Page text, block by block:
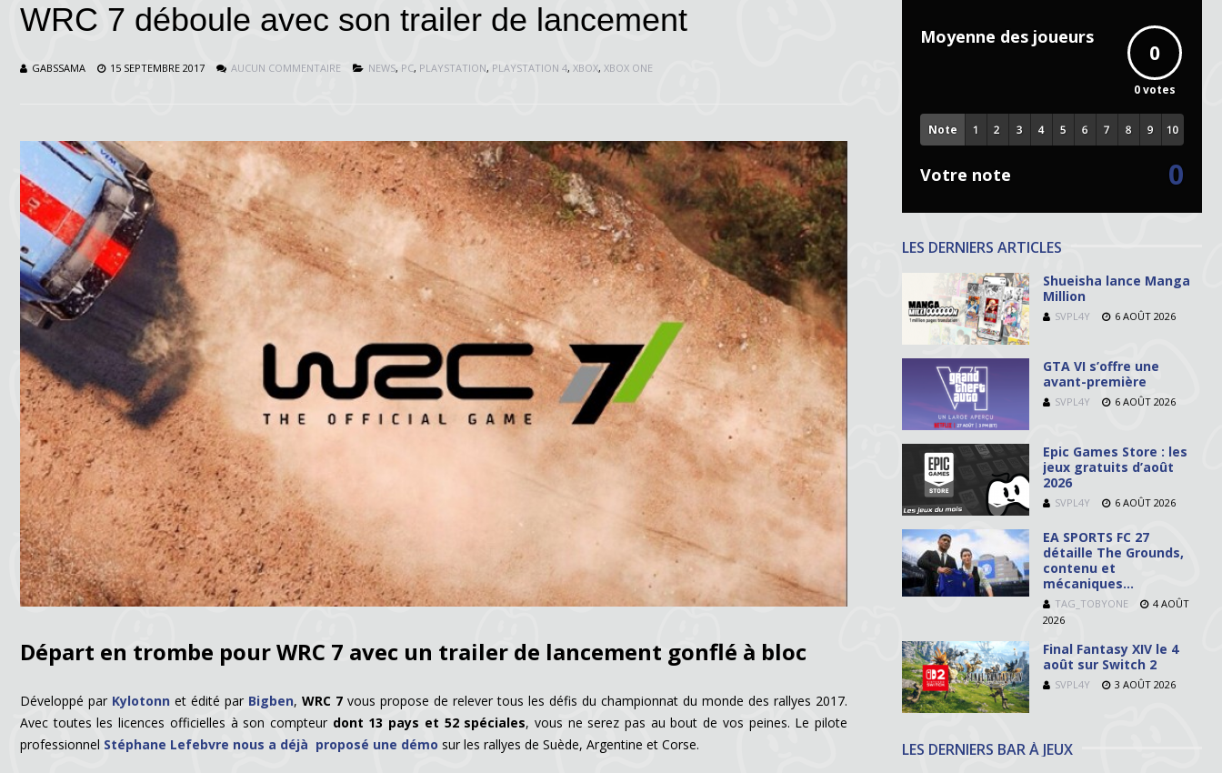
WRC 7 déboule avec son trailer de lancement
GABSSAMA 15 SEPTEMBRE 2017 AUCUN COMMENTAIRE NEWS, PC, PLAYSTATION, PLAYSTATION 4, XBOX, XBOX ONE
Départ en trombe pour WRC 7 avec un trailer de lancement gonflé à bloc
Développé par Kylotonn et édité parBigben, WRC 7 vous propose de relever tous les défis du championnat du monde des rallyes 2017.
Avec toutes les licences officielles à son compteur dont 13 pays et 52 spéciales, vous ne serez pas au bout de vos peines. Le pilote
professionnel Stéphane Lefebvre nous a déjà proposé une démo sur les rallyes de Suède, Argentine et Corse.
Moyenne des joueurs
0
0votes
Note
Votre note 0
LES DERNIERS ARTICLES
Shueisha lance Manga
Million
SVPL4Y 6 AOÛT 2026
GTA VI s’offre une
avant-première
SVPL4Y 6 AOÛT 2026
Epic Games Store : les
jeux gratuits d’août
2026
SVPL4Y 6 AOÛT 2026
EA SPORTS FC 27
détaille The Grounds,
contenu et
mécaniques…
TAG_TOBYONE
4 AOÛT
2026
Final Fantasy XIV le 4
août sur Switch 2
SVPL4Y 3 AOÛT 2026
LES DERNIERS BAR À JEUX